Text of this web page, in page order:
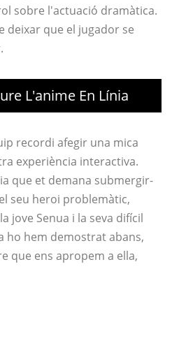
sobre l'actuació dramàtica.
deixar que el jugador se
L'anime En Línia
recordi afegir una mica
experiència interactiva.
que et demana submergir-
seu heroi problemàtic,
jove Senua i la seva difícil
ho hem demostrat abans,
que ens apropem a ella,